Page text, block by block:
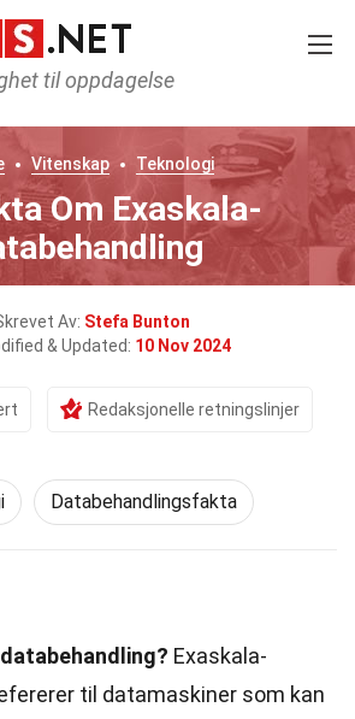
til oppdagelse
Vitenskap Teknologi
Om Exaskala-
Av: Stefa Bunton
& Updated: 10 Nov 2024
Redaksjonelle retningslinjer
Databehandlingsfakta
Exaskala-
til datamaskiner som kan